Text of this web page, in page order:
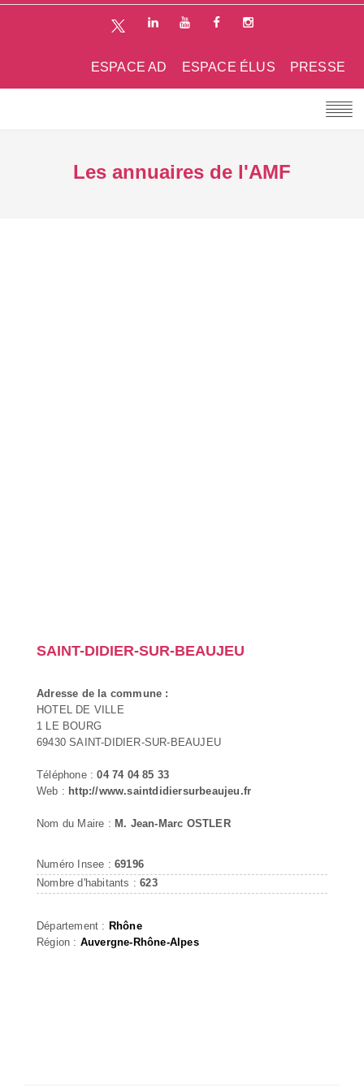
PRESSE
ESPACE ÉLUS
ESPACE AD
Les annuaires de l'AMF
SAINT-DIDIER-SUR-BEAUJEU
Adresse de la commune :
HOTEL DE VILLE
1 LE BOURG
69430 SAINT-DIDIER-SUR-BEAUJEU
Téléphone :04 74 04 85 33
Web : http://www.saintdidiersurbeaujeu.fr
Nom du Maire : M. Jean-Marc OSTLER
Numéro Insee : 69196
Nombre d'habitants :623
Département : Rhône
Région : Auvergne-Rhône-Alpes